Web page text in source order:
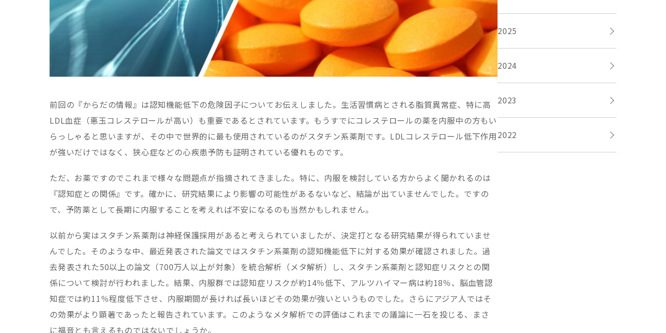
前回の『からだの情報』は認知機能低下の危険因子についてお伝えしました。生活習慣病とされる脂質異常症、特に高
LDL血症（悪玉コレステロールが高い）も重要であるとされています。もうすでにコレステロールの薬を内服中の方もい
らっしゃると思いますが、その中で世界的に最も使用されているのがスタチン系薬剤です。LDLコレステロール低下作用
が強いだけではなく、狭心症などの心疾患予防も証明されている優れものです。
ただ、お薬ですのでこれまで様々な問題点が指摘されてきました。特に、内服を検討している方からよく聞かれるのは
『認知症との関係』です。確かに、研究結果により影響の可能性があるないなど、結論が出ていませんでした。ですの
で、予防薬として長期に内服することを考えれば不安になるのも当然かもしれません。
以前から実はスタチン系薬剤は神経保護採用があると考えられていましたが、決定打となる研究結果が得られていませ
んでした。そのような中、最近発表された論文ではスタチン系薬剤の認知機能低下に対する効果が確認されました。過
去発表された50以上の論文（700万人以上が対象）を統合解析（メタ解析）し、スタチン系薬剤と認知症リスクとの関
係について検討が行われました。結果、内服群では認知症リスクが約14％低下、アルツハイマー病は約18％、脳血管認
知症では約11％程度低下させ、内服期間が長ければ長いほどその効果が強いというものでした。さらにアジア人ではそ
の効果がより顕著であったと報告されています。このようなメタ解析での評価はこれまでの議論に一石を投じる、まさ
に福音とも言えるものではないでしょうか。
2025
2024
2023
2022